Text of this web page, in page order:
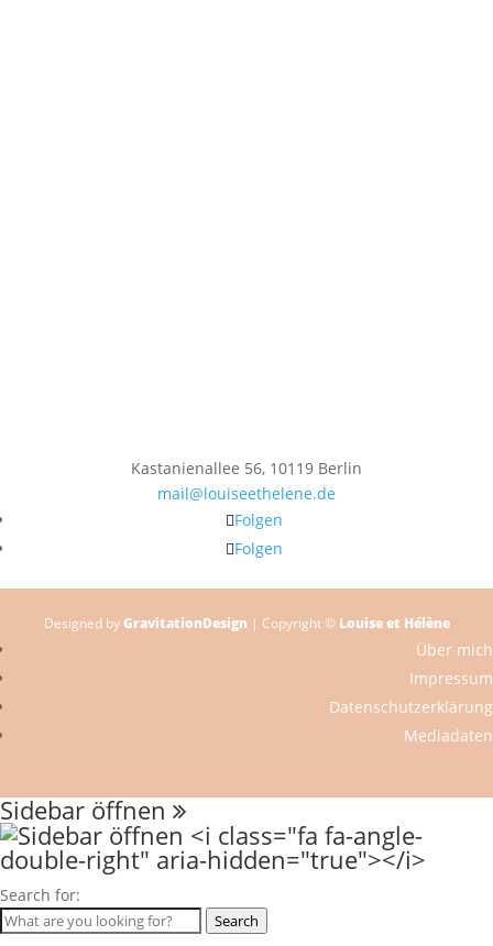
Kastanienallee 56, 10119 Berlin
mail@louiseethelene.de
Folgen
Folgen
Designed byGravitationDesign | Copyright © Louise et Hélène
Über mich
Impressum
Datenschutzerklärung
Mediadaten
Sidebar öffnen
Search for:
Search